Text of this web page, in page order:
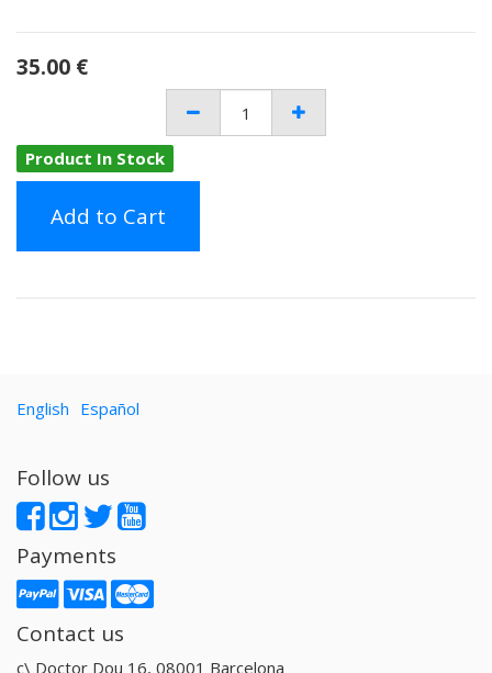
35.00 €
Product In Stock
Add to Cart
English Español
Follow us
Payments
Contact us
c\ Doctor Dou 16, 08001 Barcelona